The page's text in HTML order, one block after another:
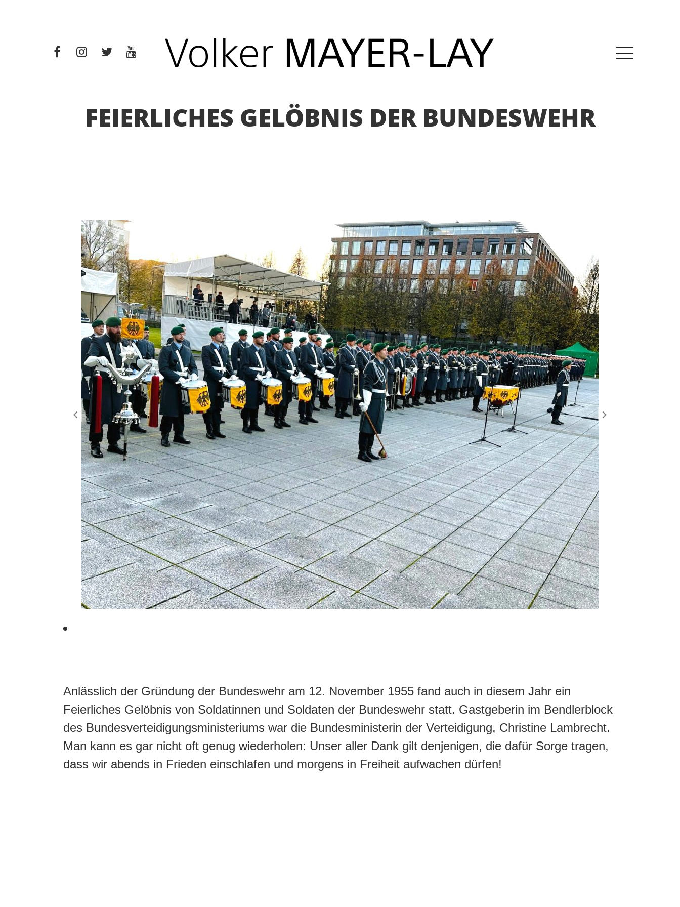
FEIERLICHES GELÖBNIS DER BUNDESWEHR
Anlässlich der Gründung der Bundeswehr am 12. November 1955 fand auch in diesem Jahr ein
Feierliches Gelöbnis von Soldatinnen und Soldaten der Bundeswehr statt. Gastgeberin im Bendlerblock
des Bundesverteidigungsministeriums war die Bundesministerin der Verteidigung, Christine Lambrecht.
Man kann es gar nicht oft genug wiederholen: Unser aller Dank gilt denjenigen, die dafür Sorge tragen,
dass wir abends in Frieden einschlafen und morgens in Freiheit aufwachen dürfen!